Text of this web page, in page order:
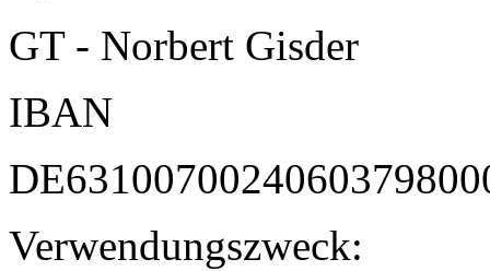
GT - Norbert Gisder
IBAN
Verwendungszweck: